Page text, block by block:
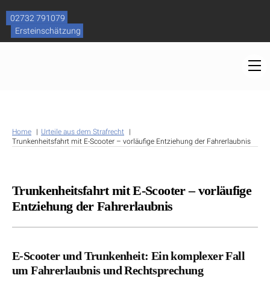
content
02732 791079
Ersteinschätzung
Home
Urteile aus dem Strafrecht
Trunkenheitsfahrt mit E-Scooter – vorläufige Entziehung der Fahrerlaubnis
Trunkenheitsfahrt mit E-Scooter – vorläufige
Entziehung der Fahrerlaubnis
E-Scooter und Trunkenheit: Ein komplexer Fall
um Fahrerlaubnis und Rechtsprechung